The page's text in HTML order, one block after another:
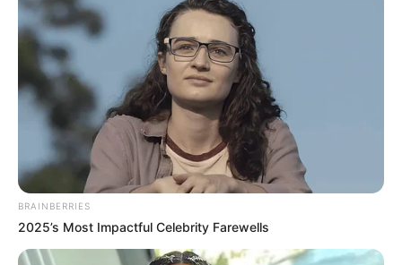
BRAINBERRIES
2025’s Most Impactful Celebrity Farewells